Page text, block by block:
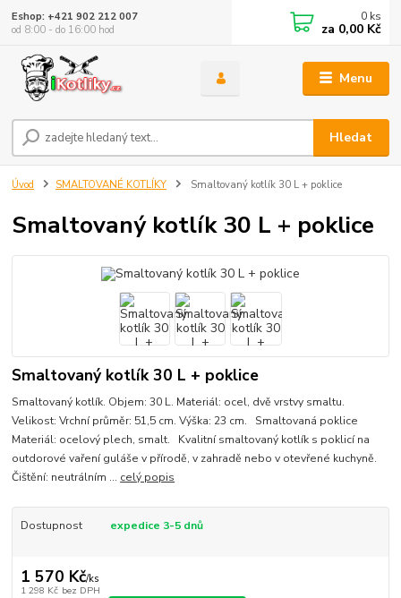
Menu
Hledat
Eshop: +421 902 212 007
od 8:00 - do 16:00 hod
0 ks
za 0,00 Kč
Úvod SMALTOVANÉ KOTLÍKY Smaltovaný kotlík 30 L + poklice
Smaltovaný kotlík 30 L + poklice
Smaltovaný kotlík 30 L + poklice
Smaltovaný kotlík. Objem: 30 L. Materiál: ocel, dvě vrstvy smaltu.
Velikost: Vrchní průměr: 51,5 cm. Výška: 23 cm. Smaltovaná poklice
Materiál: ocelový plech, smalt. Kvalitní smaltovaný kotlík s poklicí na
outdorové vaření guláše v přírodě, v zahradě nebo v otevřené kuchyně.
Čištění: neutrálním ... celý popis
Dostupnost expedice 3-5 dnů
1 570 Kč/ks
1 298 Kč bez DPH